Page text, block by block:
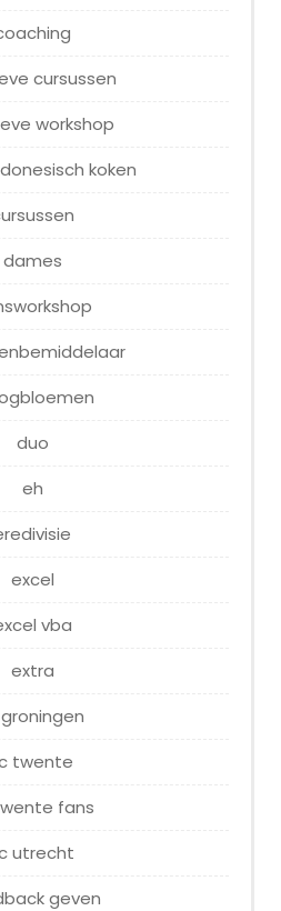
cursussen
workshop
koken
dames
duo
eh
excel
vba
extra
twente
fans
utrecht
geven